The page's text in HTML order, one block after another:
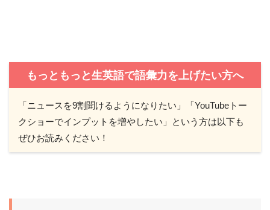
もっともっと生英語で語彙力を上げたい方へ
「ニュースを9割聞けるようになりたい」「YouTubeトー
クショーでインプットを増やしたい」という方は以下も
ぜひお読みください！